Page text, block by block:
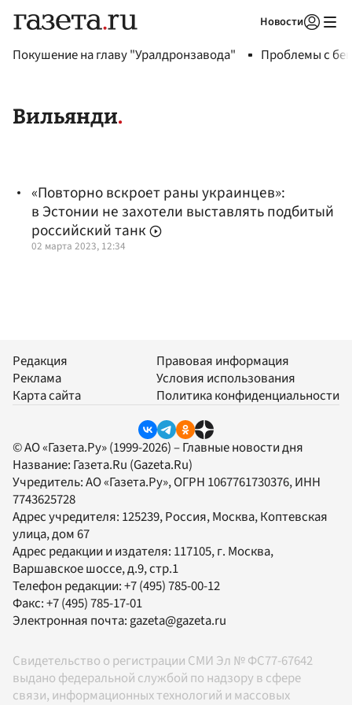
Новости
Покушение на главу "Уралдронзавода" Проблемы с
Вильянди
«Повторно вскроет раны украинцев»:
в Эстонии не захотели выставлять подбитый
российский танк
02 марта 2023, 12:34
Редакция
Реклама
Карта сайта
Правовая информация
Условия использования
Политика конфиденциальности
© АО «Газета.Ру» (1999-2026) – Главные новости дня
Название: Газета.Ru (Gazeta.Ru)
Учредитель:АО «Газета.Ру», ОГРН 1067761730376, ИНН
7743625728
Адрес учредителя: 125239, Россия, Москва, Коптевская
улица, дом 67
Адрес редакции и издателя: 117105, г. Москва,
Варшавское шоссе, д.9, стр.1
Телефон редакции:+7 (495) 785-00-12
Факс:+7 (495) 785-17-01
Электронная почта:gazeta@gazeta.ru
Свидетельство о регистрации СМИ Эл № ФС77-67642
выдано федеральной службой по надзору в сфере
связи, информационных технологий и массовых